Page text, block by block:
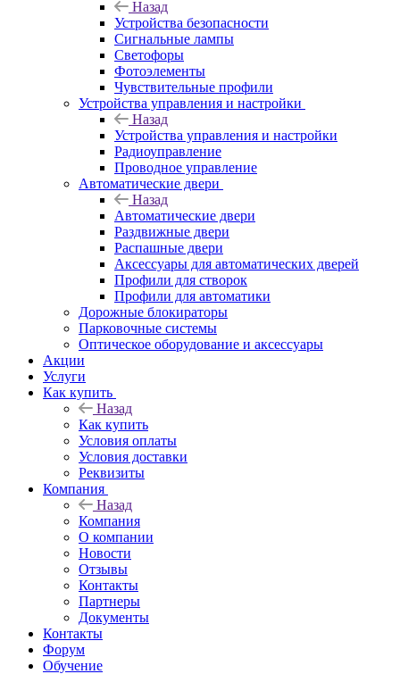
Назад
Устройства безопасности
Сигнальные лампы
Светофоры
Фотоэлементы
Чувствительные профили
Устройства управления и настройки
Назад
Устройства управления и настройки
Радиоуправление
Проводное управление
Автоматические двери
Назад
Автоматические двери
Раздвижные двери
Распашные двери
Аксессуары для автоматических дверей
Профили для створок
Профили для автоматики
Дорожные блокираторы
Парковочные системы
Оптическое оборудование и аксессуары
Акции
Услуги
Как купить
Назад
Как купить
Условия оплаты
Условия доставки
Реквизиты
Компания
Назад
Компания
О компании
Новости
Отзывы
Контакты
Партнеры
Документы
Контакты
Форум
Обучение